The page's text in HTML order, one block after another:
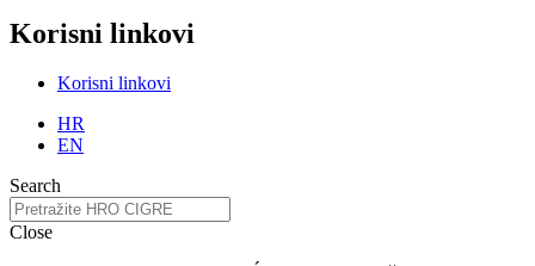
Korisni linkovi
Korisni linkovi
HR
EN
Search
Close